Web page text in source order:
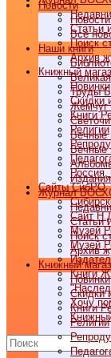
Статьи
Поиск
Архив
Книжный
Новинки
Скидки
Книги
Религии
Cайты СибРО
Сайт
Музей
Музей
Книги
Хочу
Новости
Все
Наши книги
Труды
Жемчуг
Вечные
Вечные
Журнал
Статьи
Поиск
Архив
Книжный
Новинки
Скидки
Книги
Религии